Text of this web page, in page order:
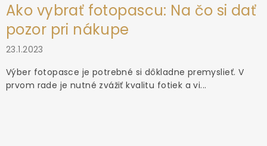
Ako vybrať fotopascu: Na čo si dať
pozor pri nákupe
23.1.2023
Výber fotopasce je potrebné si dôkladne premyslieť. V
prvom rade je nutné zvážiť kvalitu fotiek a vi...